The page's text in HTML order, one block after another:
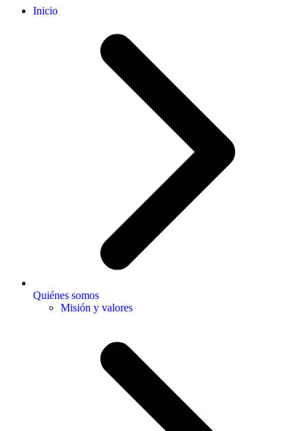
Inicio
Quiénes somos
Misión y valores